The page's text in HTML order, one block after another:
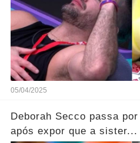
05/04/2025
Deborah Secco passa
após expor que a sister...